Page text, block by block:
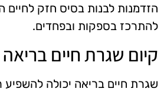
הזדמנות לבנות בסיס חזק לחיים
להתרכז בספקות ובפחדים.
קיום שגרת חיים בריאה
שגרת חיים בריאה יכולה להשפיע